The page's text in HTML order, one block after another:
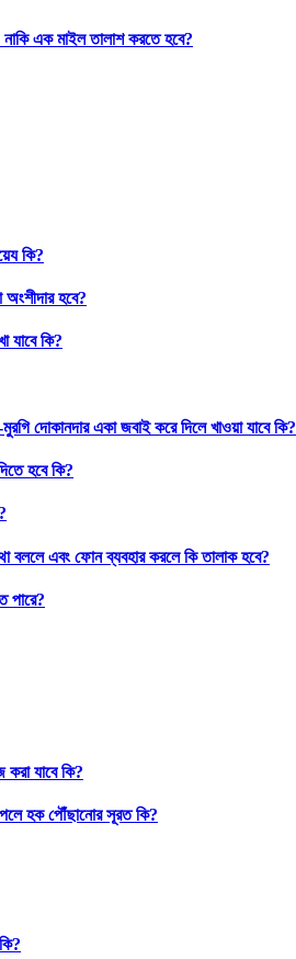
নাকি এক মাইল তালাশ করতে হবে?
কি?
অংশীদার হবে?
যাবে কি?
দোকানদার একা জবাই করে দিলে খাওয়া যাবে কি?
হবে কি?
বললে এবং ফোন ব্যবহার করলে কি তালাক হবে?
পারে?
করা যাবে কি?
হক পৌঁছানোর সূরত কি?